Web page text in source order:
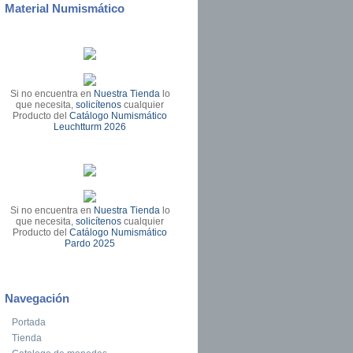
Material Numismático
Si no encuentra en Nuestra Tienda lo
que necesita,solicítenos cualquier
Producto delCatálogo Numismático
Leuchtturm 2026
Si no encuentra en Nuestra Tienda lo
que necesita,solicítenos cualquier
Producto delCatálogo Numismático
Pardo 2025
Navegación
Portada
Tienda